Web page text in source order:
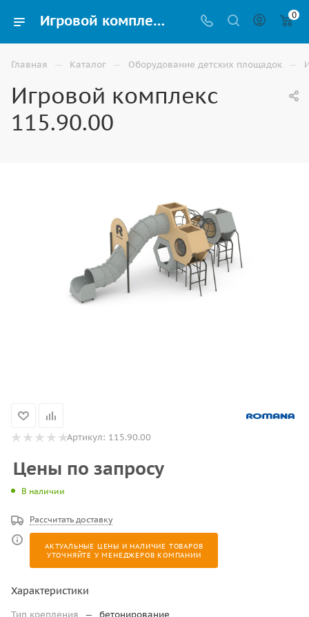
Игровой комплекс 115.90.00 купить для улицы в Волжском 0
Главная — Каталог — Оборудование детских площадок —
Игровой комплекс
115.90.00
Артикул: 115.90.00
Цены по запросу
В наличии
Рассчитать доставку
АКТУАЛЬНЫЕ ЦЕНЫ И НАЛИЧИЕ ТОВАРОВ
УТОЧНЯЙТЕ У МЕНЕДЖЕРОВ КОМПАНИИ
Характеристики
Тип крепления —
бетонирование